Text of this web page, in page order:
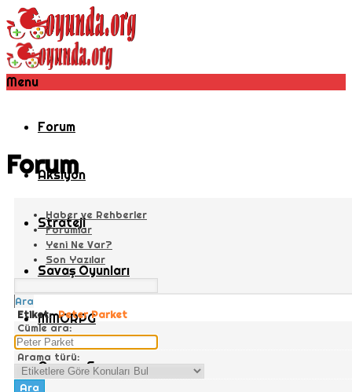
Menu
Forum
Aksiyon
Strateji
Savaş Oyunları
MMORPG
Oyuncu Sayısı
Forum
Haber ve Rehberler
Forumlar
Yeni Ne Var?
Son Yazılar
Ara
Etiket:Peter Parket
Cümle ara:
Arama türü: